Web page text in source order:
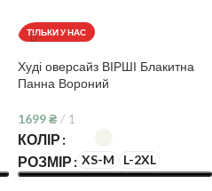
ТІЛЬКИ У НАС
Худі оверсайз ВІРШІ Блакитна
Панна Вороний
1699₴ 1
КОЛІР
РОЗМІР
XS-M L-2XL